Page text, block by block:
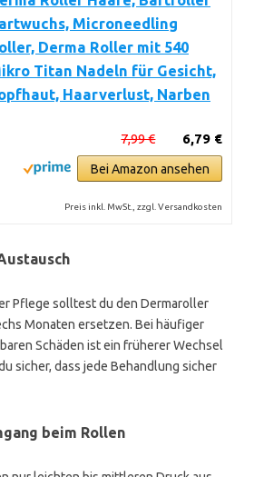
Microneedling
Derma Roller mit 540
Titan Nadeln für Gesicht,
Haarverlust, Narben
6,79 €
7,99 €
Bei Amazon ansehen
Preis inkl. MwSt., zzgl. Versandkosten
Pflege solltest du den Dermaroller
Monaten ersetzen. Bei häufiger
Schäden ist ein früherer Wechsel
sicher, dass jede Behandlung sicher
beim Rollen